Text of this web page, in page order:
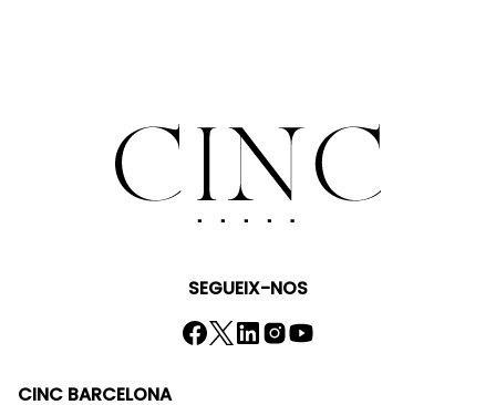
SEGUEIX-NOS
CINC BARCELONA